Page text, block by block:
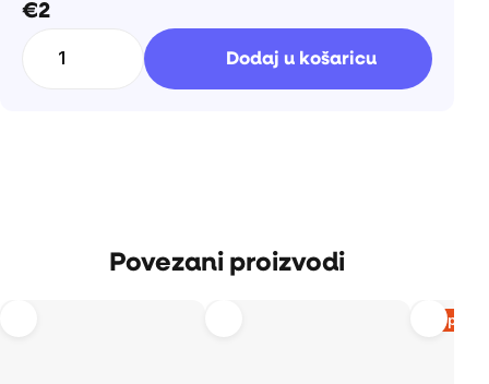
€2Cijena
Dodaj u košaricu
Povezani proizvodi